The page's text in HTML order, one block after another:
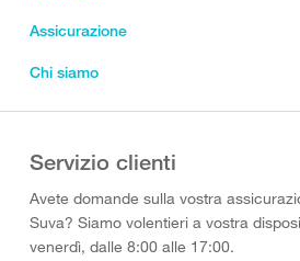
Assicurazione
Chi siamo
Servizio clienti
Avete domande sulla vostra
Suva? Siamo volentieri a vostra
venerdì, dalle 8:00 alle 17:00.